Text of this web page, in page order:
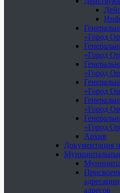
«Город
«Город
«Город
«Город
«Город
«Город
Архив
Документация
адресов